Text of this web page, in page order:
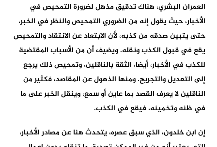
العمران البشري، هناك تدقيق مذهل لضرورة التمحيص في
الأخبار، حيث يقول إنه من الضروري التمحيص والنظر في الخبر،
حتى يتبين صدقه من كذبه، لأن الابتعاد عن الانتقاد والتمحيص
يقع في قبول الكذب ونقله. ويضيف أن من الأسباب المقتضية
للكذب في الأخبار، أيضا، الثقة بالناقلين، وتمحيص ذلك يرجع
إلى التعديل والتجريح. ومنها الذهول عن المقاصد، فكثير من
الناقلين لا يعرف القصد بما عاين أو سمع، وينقل الخبر على ما
في ظنه وتخمينه، فيقع في الكذب.
إن ابن خلدون، الذي سبق عصره، يتحدث هنا عن مصادر الأخبار،